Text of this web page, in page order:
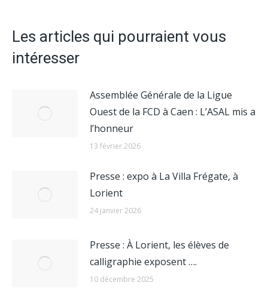
Les articles qui pourraient vous
intéresser
Assemblée Générale de la Ligue
Ouest de la FCD à Caen : L’ASAL mis a
l’honneur
13 février 2026
Presse : expo à La Villa Frégate, à
Lorient
24 janvier 2026
Presse : À Lorient, les élèves de
calligraphie exposent ….
10 décembre 2025